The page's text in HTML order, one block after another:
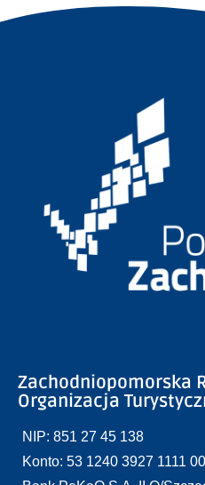
Zachodniopomorska
Organizacja
NIP: 851 27 45 138
Konto: 53 1240 3927 1111